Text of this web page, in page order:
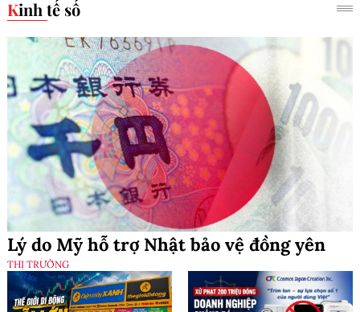
Kinh tế số
Lý do Mỹ hỗ trợ Nhật bảo vệ đồng yên
THỊ TRƯỜNG